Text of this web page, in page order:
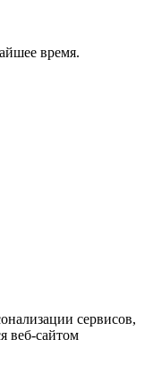
время.
сервисов,
веб-сайтом